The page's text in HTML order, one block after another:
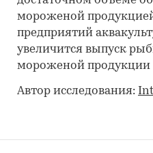
мороженой
предприятий
увеличится выпуск
мороженой продукции
Автор исследования: